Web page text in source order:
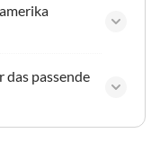
das passende